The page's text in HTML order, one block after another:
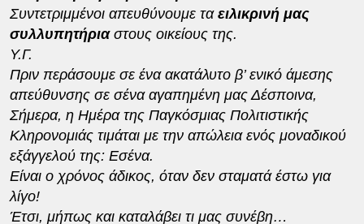
Συντετριμμένοι απευθύνουμε ταειλικρινή μας
συλλυπητήρια στους οικείους της.
Υ.Γ.
Πριν περάσουμε σε ένα ακατάλυτο β’ ενικό άμεσης
απεύθυνσης σε σένα αγαπημένη μας Δέσποινα,
Σήμερα, η Ημέρα της Παγκόσμιας Πολιτιστικής
Κληρονομιάς τιμάται με την απώλεια ενός μοναδικού
εξάγγελού της: Εσένα.
Είναι ο χρόνος άδικος, όταν δεν σταματά έστω για
λίγο!
Έτσι, μήπως και καταλάβει τι μας συνέβη…